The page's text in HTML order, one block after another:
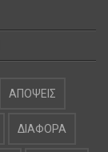
ΑΠΟΨΕΙΣ
ΔΙΑΦΟΡΑ